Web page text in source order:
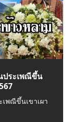
ประเพณีขึ้น
พณีขึ้นเขาเผา
6 ต.บางหัว
ตสึ โคขุน ร้าน
ารอ
งซานต้า ลุย
รับปีใหม่
านต้า ลุยแจก
ร์รัปชันสากล
ะชุมมรุพงษ์ศิริ